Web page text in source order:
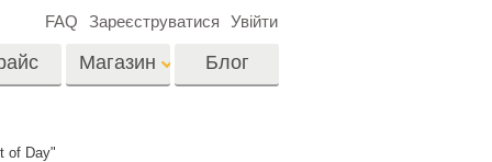
Магазин Блог
FAQ Зареєструватися Увійти
of Day"